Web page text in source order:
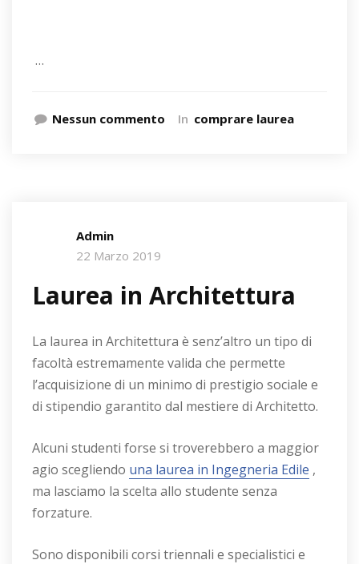
…
Nessun commento In comprare laurea
Admin
22 Marzo 2019
Laurea in Architettura
La laurea in Architettura è senz’altro un tipo di
facoltà estremamente valida che permette
l’acquisizione di un minimo di prestigio sociale e
di stipendio garantito dal mestiere di Architetto.
Alcuni studenti forse si troverebbero a maggior
agio scegliendo una laurea in Ingegneria Edile ,
ma lasciamo la scelta allo studente senza
forzature.
Sono disponibili corsi triennali e specialistici e